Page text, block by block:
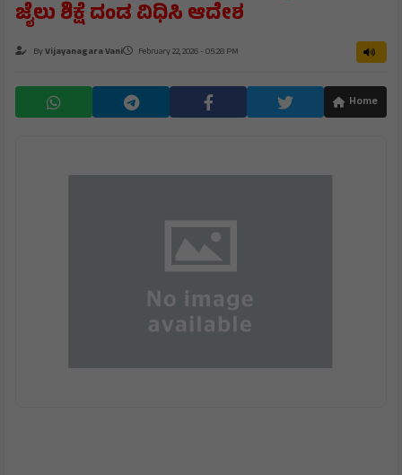
ಜೈಲು ಶಿಕ್ಷೆ ದಂಡ ವಿಧಿಸಿ ಆದೇಶ
ByVijayanagara Vani February 22, 2026 - 05:28 PM
Home